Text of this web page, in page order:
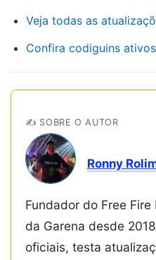
Veja todas as
Confira codiguins
✍️ SOBRE O AUTOR
Ronny
Fundador do Free
da Garena desde
oficiais, testa